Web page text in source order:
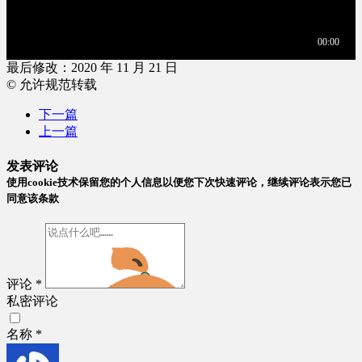
最后修改：2020 年 11 月 21 日
© 允许规范转载
下一篇
上一篇
发表评论
使用cookie技术保留您的个人信息以便您下次快速评论，继续评论表示您已
同意该条款
评论 *
私密评论
名称 *